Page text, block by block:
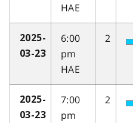
HAE
2025-
03-23
6:00
pm
HAE
2
2025-
03-23
7:00
pm
2